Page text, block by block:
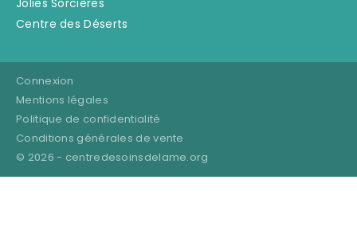
Centre des Déserts
© 2026 - centredesoinsdelame.org
Connexion
Mentions légales
Politique de confidentialité
Conditions générales de vente